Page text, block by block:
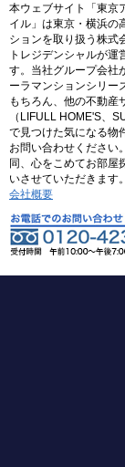
本ウェブサイト「東京
イル」は東京・横浜の
ションを取り扱う株式
トレジデンシャルが運
す。当社グループ会社
ーラマンションシリー
もちろん、他の不動産
（LIFULL HOME'S、
で見つけた気になる物
お問い合わせください
同、心をこめてお部屋
いさせていただきます。
会社概要